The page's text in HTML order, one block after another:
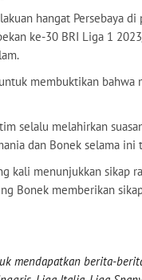
hangat Persebaya
ke-30 BRI Liga 1
membuktikan bahwa
selalu melahirkan
dan Bonek selama ini
kali menunjukkan sikap
Bonek memberikan
mendapatkan berita-